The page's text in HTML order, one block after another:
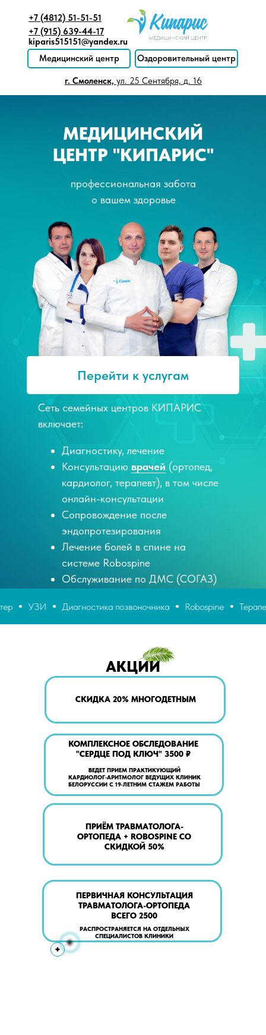
г. Смоленск, ул. 25 Сентября, д. 16
Медицинский центр
+7 (4812) 51-51-51
+7 (915) 639-44-17
kiparis515151@yandex.ru
Оздоровительный центр
МЕДИЦИНСКИЙ
ЦЕНТР "КИПАРИС"
профессиональная забота
о вашем здоровье
Сеть семейных центров КИПАРИС
включает:
Диагностику, лечение
Консультацию врачей (ортопед,
кардиолог, терапевт), в том числе
онлайн-консультации
Сопровождение после
эндопротезирования
Лечение болей в спине на
системе Robospine
Обслуживание по ДМС (СОГАЗ)
Перейти к услугам
Диагностика позвоночника Robospine Терапевт Ортопед
СКИДКА 20% МНОГОДЕТНЫМ
КОМПЛЕКСНОЕ ОБСЛЕДОВАНИЕ
"СЕРДЦЕ ПОД КЛЮЧ" 3500 ₽
РАСПРОСТРАНЯЕТСЯ НА ОТДЕЛЬНЫХ
СПЕЦИАЛИСТОВ КЛИНИКИ
ВЕДЕТ ПРИЕМ ПРАКТИКУЮЩИЙ
КАРДИОЛОГ‑АРИТМОЛОГ ВЕДУЩИХ КЛИНИК
БЕЛОРУССИИ С 19-ЛЕТНИМ СТАЖЕМ РАБОТЫ
ПЕРВИЧНАЯ КОНСУЛЬТАЦИЯ
ТРАВМАТОЛОГА-ОРТОПЕДА
ВСЕГО 2500
ПРИЁМ ТРАВМАТОЛОГА-
ОРТОПЕДА + ROBOSPINE СО
СКИДКОЙ 50%
АКЦИИ